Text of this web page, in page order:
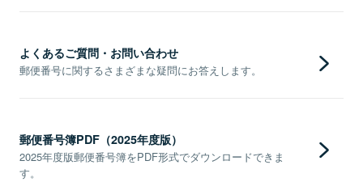
よくあるご質問・お問い合わせ
郵便番号に関するさまざまな疑問にお答えします。
郵便番号簿PDF（2025年度版）
2025年度版郵便番号簿をPDF形式でダウンロードできま
す。